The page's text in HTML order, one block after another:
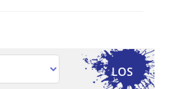
LOS